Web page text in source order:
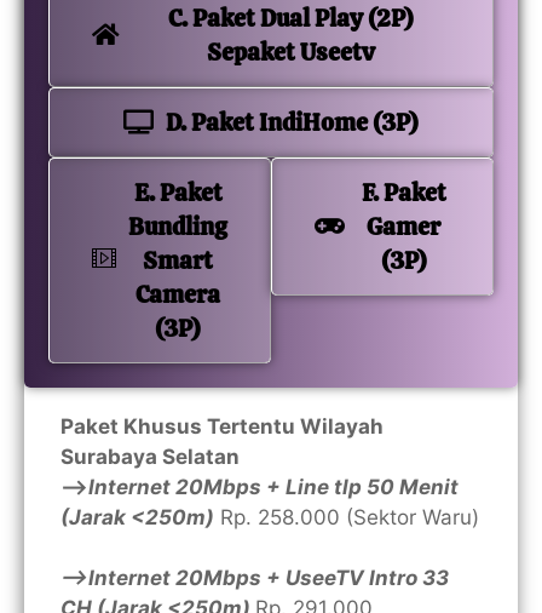
C. Paket Dual Play (2P)
Sepaket Useetv
D. Paket IndiHome (3P)
E. Paket
Bundling
Smart
Camera
(3P)
F. Paket
Gamer
(3P)
Paket Khusus Tertentu Wilayah
Surabaya Selatan
—>Internet 20Mbps + Line tlp 50 Menit
(Jarak <250m) Rp. 258.000 (Sektor Waru)
—>Internet 20Mbps + UseeTV Intro 33
CH (Jarak <250m) Rp. 291.000